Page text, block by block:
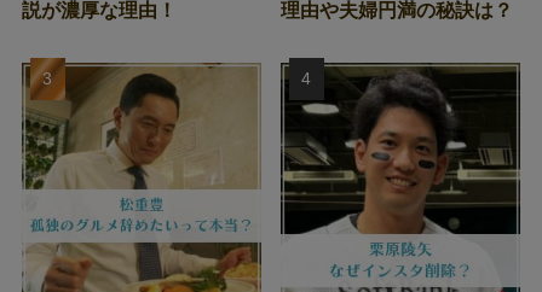
説が濃厚な理由！
理由や夫婦円満の秘訣は？